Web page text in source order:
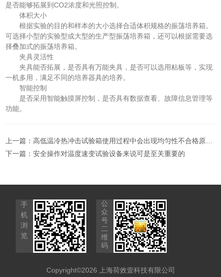
是否能够拓展到CO2浓度和光照控制。
体积大小
根据实验的目的和样本的大小选择合适体积规格的振荡培养箱。
可选择小型的实验型或大型的生产型振荡培养箱，还可以根据需要选
择叠加式的振荡培养箱。
夹具灵活性
夹具能否拓展，是否具有万能夹具，是否可以选用粘板等，实现
一机多用，满足不同的培养器具的培养。
智能控制
是否采用智能触摸屏控制，是否具有数据查看、故障信息管理等
功能。
上一篇：高低温冷热冲击试验箱使用过程中会出现均匀性不合格原因分析
下一篇：安全操作对温度速变试验设备来说可是至关重要的
手
机
浏
览
公
众
号
二
维
码
Copyright©2026 上海荷效壹科技有限公司